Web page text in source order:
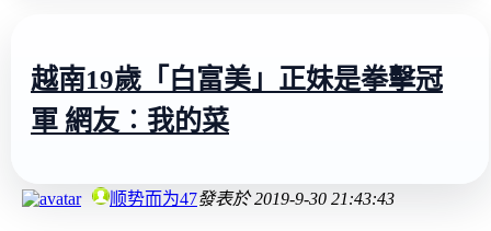
越南19歲「白富美」正妹是拳擊冠
軍 網友︰我的菜
顺势而为47發表於2019-9-30 21:43:43